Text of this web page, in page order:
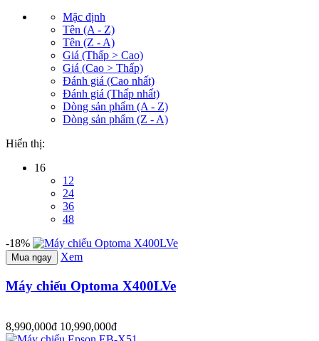
Mặc định
Tên (A - Z)
Tên (Z - A)
Giá (Thấp > Cao)
Giá (Cao > Thấp)
Đánh giá (Cao nhất)
Đánh giá (Thấp nhất)
Dòng sản phẩm (A - Z)
Dòng sản phẩm (Z - A)
Hiển thị:
16
12
24
36
48
-18%
Mua ngay Xem
Máy chiếu Optoma X400LVe
8,990,000đ 10,990,000đ